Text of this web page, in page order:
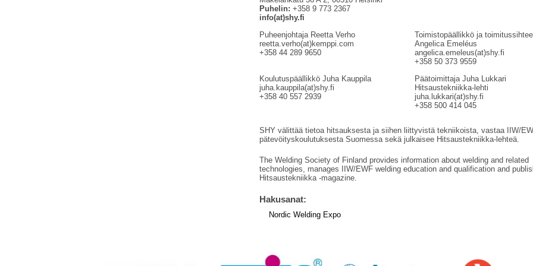
Puhelin: +358 9 773 2367
info(at)shy.fi
Puheenjohtaja Reetta Verho
reetta.verho(at)kemppi.com
+358 44 289 9650
Toimistopäällikkö ja
Angelica Emeléus
angelica.emeleus(at)shy.fi
+358 50 373 9559
Koulutuspäällikkö Juha Kauppila
juha.kauppila(at)shy.fi
+358 40 557 2939
Päätoimittaja Juha Lukkari
Hitsaustekniikka-lehti
juha.lukkari(at)shy.fi
+358 500 414 045
SHY välittää tietoa hitsauksesta ja siihen liittyvistä tekniikoista, vastaa IIW/
pätevöityskoulutuksesta Suomessa sekä julkaisee Hitsaustekniikka-lehteä.
The Welding Society of Finland provides information about welding and related
technologies, manages IIW/EWF welding education and qualification and
Hitsaustekniikka -magazine.
Hakusanat:
Nordic Welding Expo